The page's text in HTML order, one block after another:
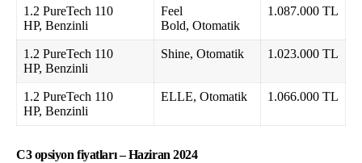
1.2 PureTech 110
HP, Benzinli
Feel
Bold, Otomatik
1.087.000 TL
1.2 PureTech 110
HP, Benzinli
Shine, Otomatik 1.023.000 TL
1.2 PureTech 110
HP, Benzinli
ELLE, Otomatik 1.066.000 TL
C3 opsiyon fiyatları – Haziran 2024